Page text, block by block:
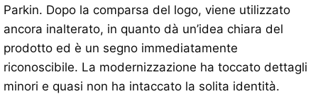
Parkin. Dopo la comparsa del logo, viene utilizzato
ancora inalterato, in quanto dà un’idea chiara del
prodotto ed è un segno immediatamente
riconoscibile. La modernizzazione ha toccato dettagli
minori e quasi non ha intaccato la solita identità.